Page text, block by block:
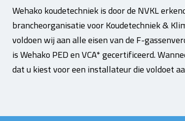
Wehako koudetechniek is door de NVKL
brancheorganisatie voor Koudetechniek &
voldoen wij aan alle eisen van de F-
is Wehako PED en VCA* gecertificeerd.
dat u kiest voor een installateur die voldoet